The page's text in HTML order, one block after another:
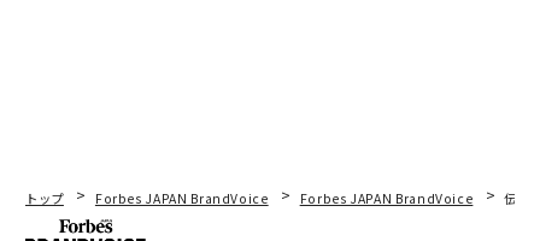
トップ Forbes JAPAN BrandVoice Forbes JAPAN BrandVoice 伝統